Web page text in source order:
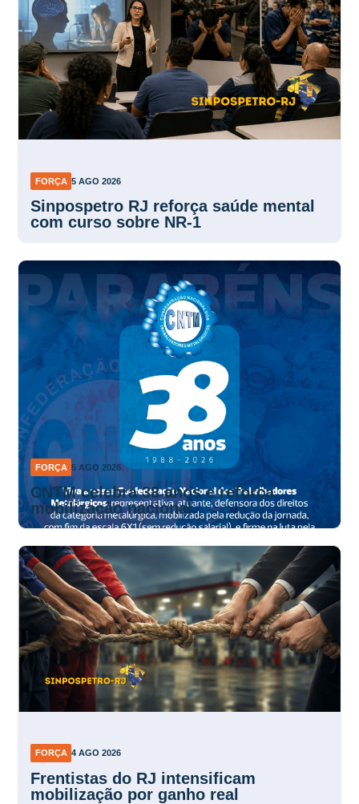
FORÇA 5 AGO 2026
Sinpospetro RJ reforça saúde mental
com curso sobre NR-1
FORÇA 5 AGO 2026
CNTM celebra 38 anos e reforça
mobilização nacional
FORÇA 4 AGO 2026
Frentistas do RJ intensificam
mobilização por ganho real